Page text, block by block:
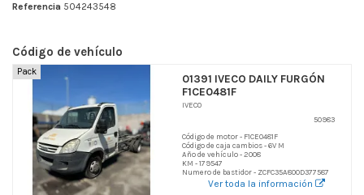
Referencia 504243548
Código de vehículo
Pack
01391 IVECO DAILY FURGÓN
F1CE0481F
IVECO
50983
Código de motor - F1CE0481F
Código de caja cambios - 6V M
Año de vehículo - 2008
KM - 179547
Numero de bastidor - ZCFC35A800D377587
Ver toda la información